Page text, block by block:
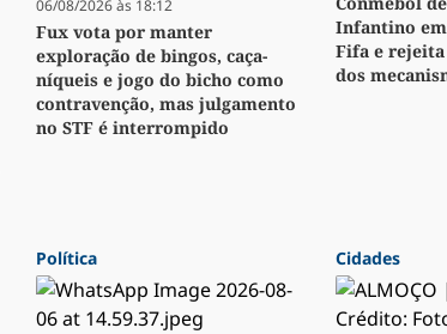
06/08/2026 às 18:12
Fux vota por manter
exploração de bingos, caça-
níqueis e jogo do bicho como
contravenção, mas julgamento
no STF é interrompido
Infantino
Fifa e
dos
Política Cidades